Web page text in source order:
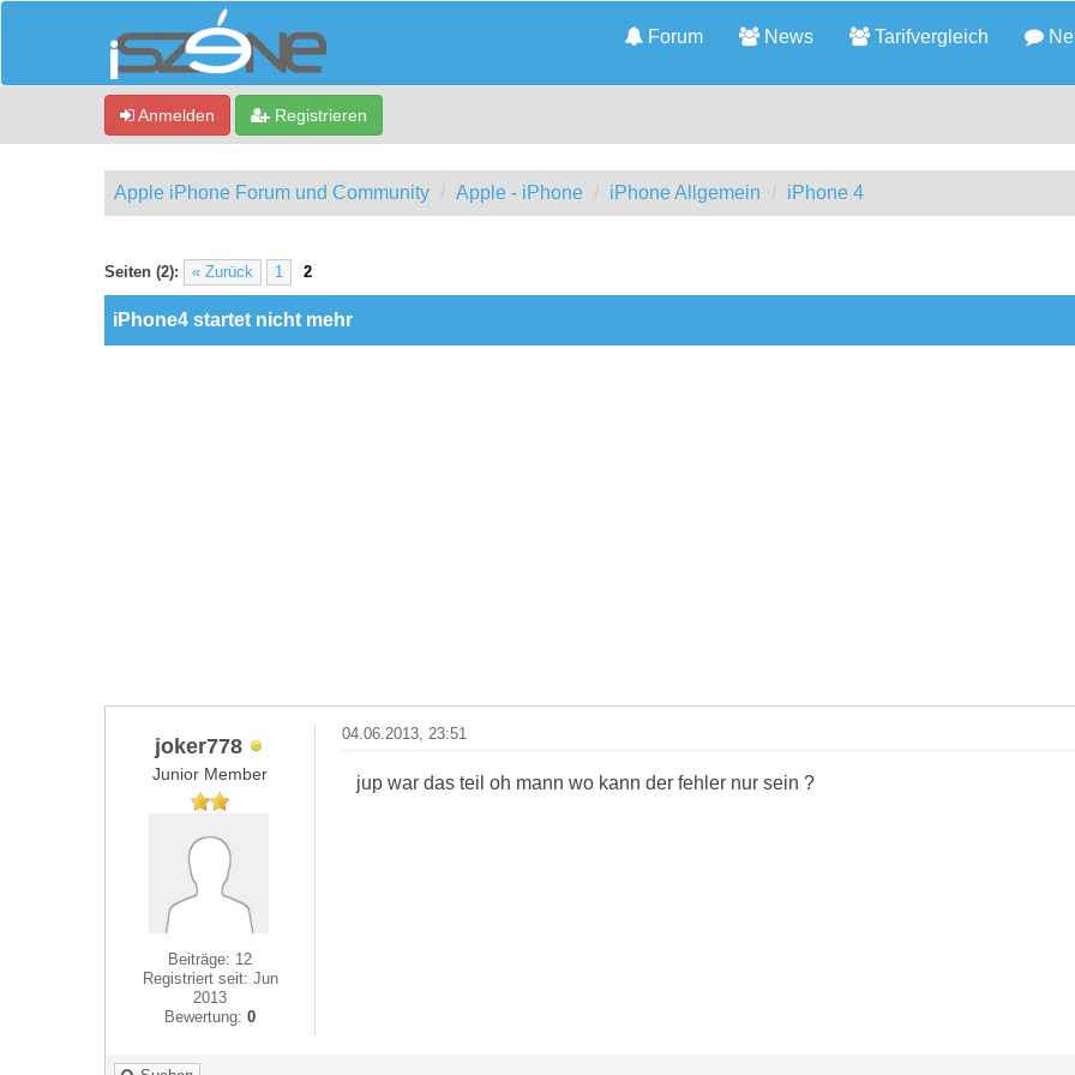
Forum News Tarifvergleich
Anmelden Registrieren
Apple iPhone Forum und Community Apple - iPhone iPhone Allgemein iPhone 4
Seiten (2): « Zurück 1 2
0 Bewertung(en) - 0 im Durchschnitt
1
2
3
4
5
iPhone4 startet nicht mehr
joker778
Junior Member
Beiträge: 12
Registriert seit: Jun
2013
Bewertung:0
04.06.2013, 23:51
jup war das teil oh mann wo kann der fehler nur sein ?